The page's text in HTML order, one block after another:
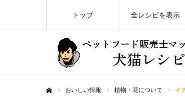
トップ 全レシピを表示
おいしい情報 植物・花について イ